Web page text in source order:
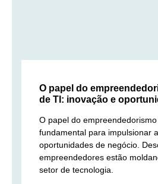
O papel do
de TI: inovação e
O papel do
fundamental para impulsionar
oportunidades de negócio.
empreendedores estão
setor de tecnologia.